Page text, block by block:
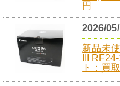
円
2026/
新品未
III
ト：買